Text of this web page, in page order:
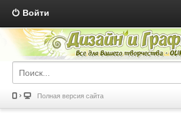
Войти
Полная версия сайта